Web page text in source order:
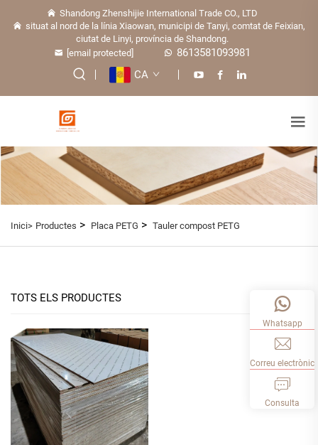
Shandong Zhenshijie International Trade CO., LTD
situat al nord de la línia Xiaowan, municipi de Tanyi, comtat de Feixian,
ciutat de Linyi, província de Shandong.
[email protected]
8613581093981
CA
Inici> Productes > Placa PETG > Tauler compost PETG
TOTS ELS PRODUCTES
Whatsapp
Correu electrònic
Consulta